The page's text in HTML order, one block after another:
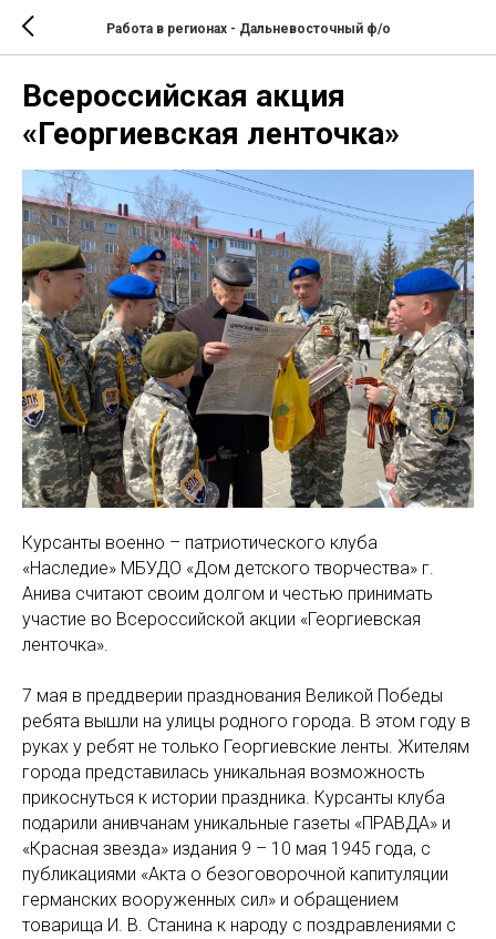
Работа в регионах - Дальневосточный ф/о
Всероссийская акция
«Георгиевская ленточка»
Курсанты военно – патриотического клуба
«Наследие» МБУДО «Дом детского творчества» г.
Анива считают своим долгом и честью принимать
участие во Всероссийской акции «Георгиевская
ленточка».
7 мая в преддверии празднования Великой Победы
ребята вышли на улицы родного города. В этом году в
руках у ребят не только Георгиевские ленты. Жителям
города представилась уникальная возможность
прикоснуться к истории праздника. Курсанты клуба
подарили анивчанам уникальные газеты «ПРАВДА» и
«Красная звезда» издания 9 – 10 мая 1945 года, с
публикациями «Акта о безоговорочной капитуляции
германских вооруженных сил» и обращением
товарища И. В. Станина к народу с поздравлениями с